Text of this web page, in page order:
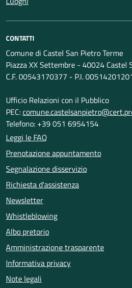
CONTATTI
Comune di Castel San Pietro Terme
Piazza XX Settembre - 40024 Castel
C.F. 00543170377 - P.I.
Ufficio Relazioni con il Pubblico
PEC:
Telefono: +39 051 6954154
Leggi le FAQ
Prenotazione appuntamento
Segnalazione disservizio
Richiesta d'assistenza
Newsletter
Whistleblowing
Albo pretorio
Amministrazione trasparente
Informativa privacy
Note legali